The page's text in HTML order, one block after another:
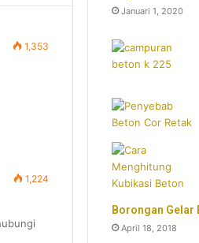
1,353
1,224
Januari 1, 2020
Borongan Gelar
April 18, 2018